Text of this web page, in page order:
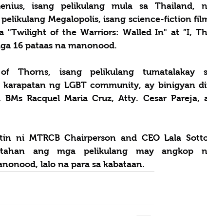
isang pelikulang mula sa Thailand,
Megalopolis, isang science-fiction
"Twilight of the Warriors: Walled In" at ”I,
16 pataas na manonood.
Thorns, isang pelikulang tumatalakay
ng LGBT community, ay binigyan
Racquel Maria Cruz, Atty. Cesar Pareja,
ni MTRCB Chairperson and CEO Lala
ang mga pelikulang may angkop
lalo na para sa kabataan.